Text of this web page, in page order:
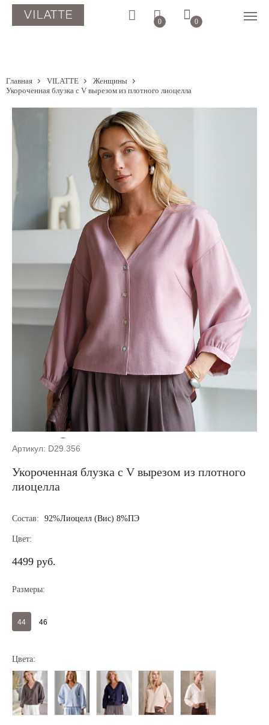
0 0
Главная VILATTE
Женщины
Укороченная блузка с V вырезом из плотного лиоцелла
Артикул: D29.356
Укороченная блузка с V вырезом из плотного
лиоцелла
Состав: 92%Лиоцелл (Вис) 8%ПЭ
Цвет:
4499 руб.
Размеры:
44 46
Цвета: